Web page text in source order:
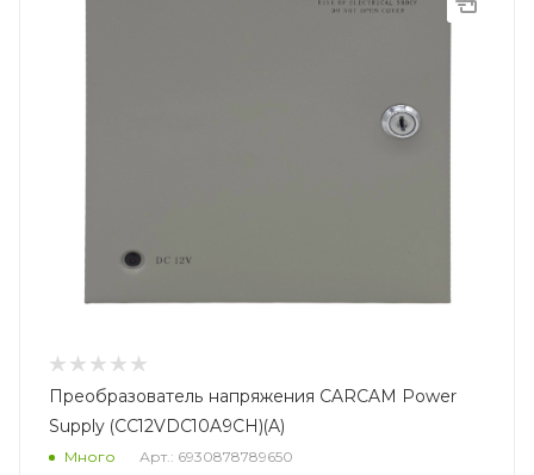
Преобразователь напряжения CARCAM Power
Supply (CC12VDC10A9CH)(A)
Много Арт.: 6930878789650